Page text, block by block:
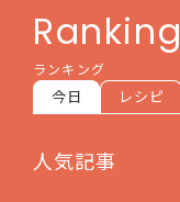
Ranking
ランキング
今日 レシピ
人気記事